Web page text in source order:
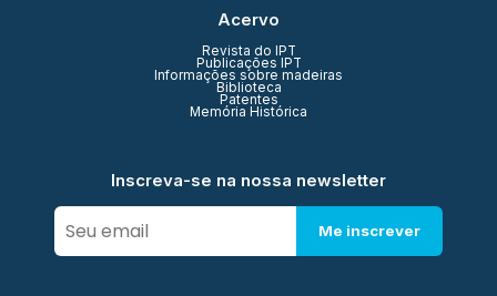
Acervo
Revista do IPT
Publicações IPT
Informações sobre madeiras
Biblioteca
Patentes
Memória Histórica
Inscreva-se na nossa newsletter
Me inscrever